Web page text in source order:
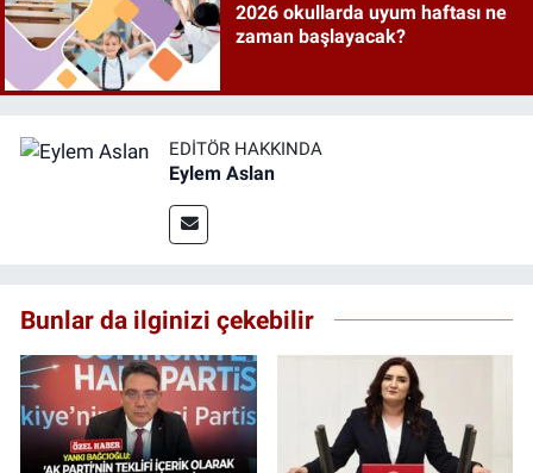
2026 okullarda uyum haftası ne
zaman başlayacak?
EDITÖR HAKKINDA
Eylem Aslan
Bunlar da ilginizi çekebilir